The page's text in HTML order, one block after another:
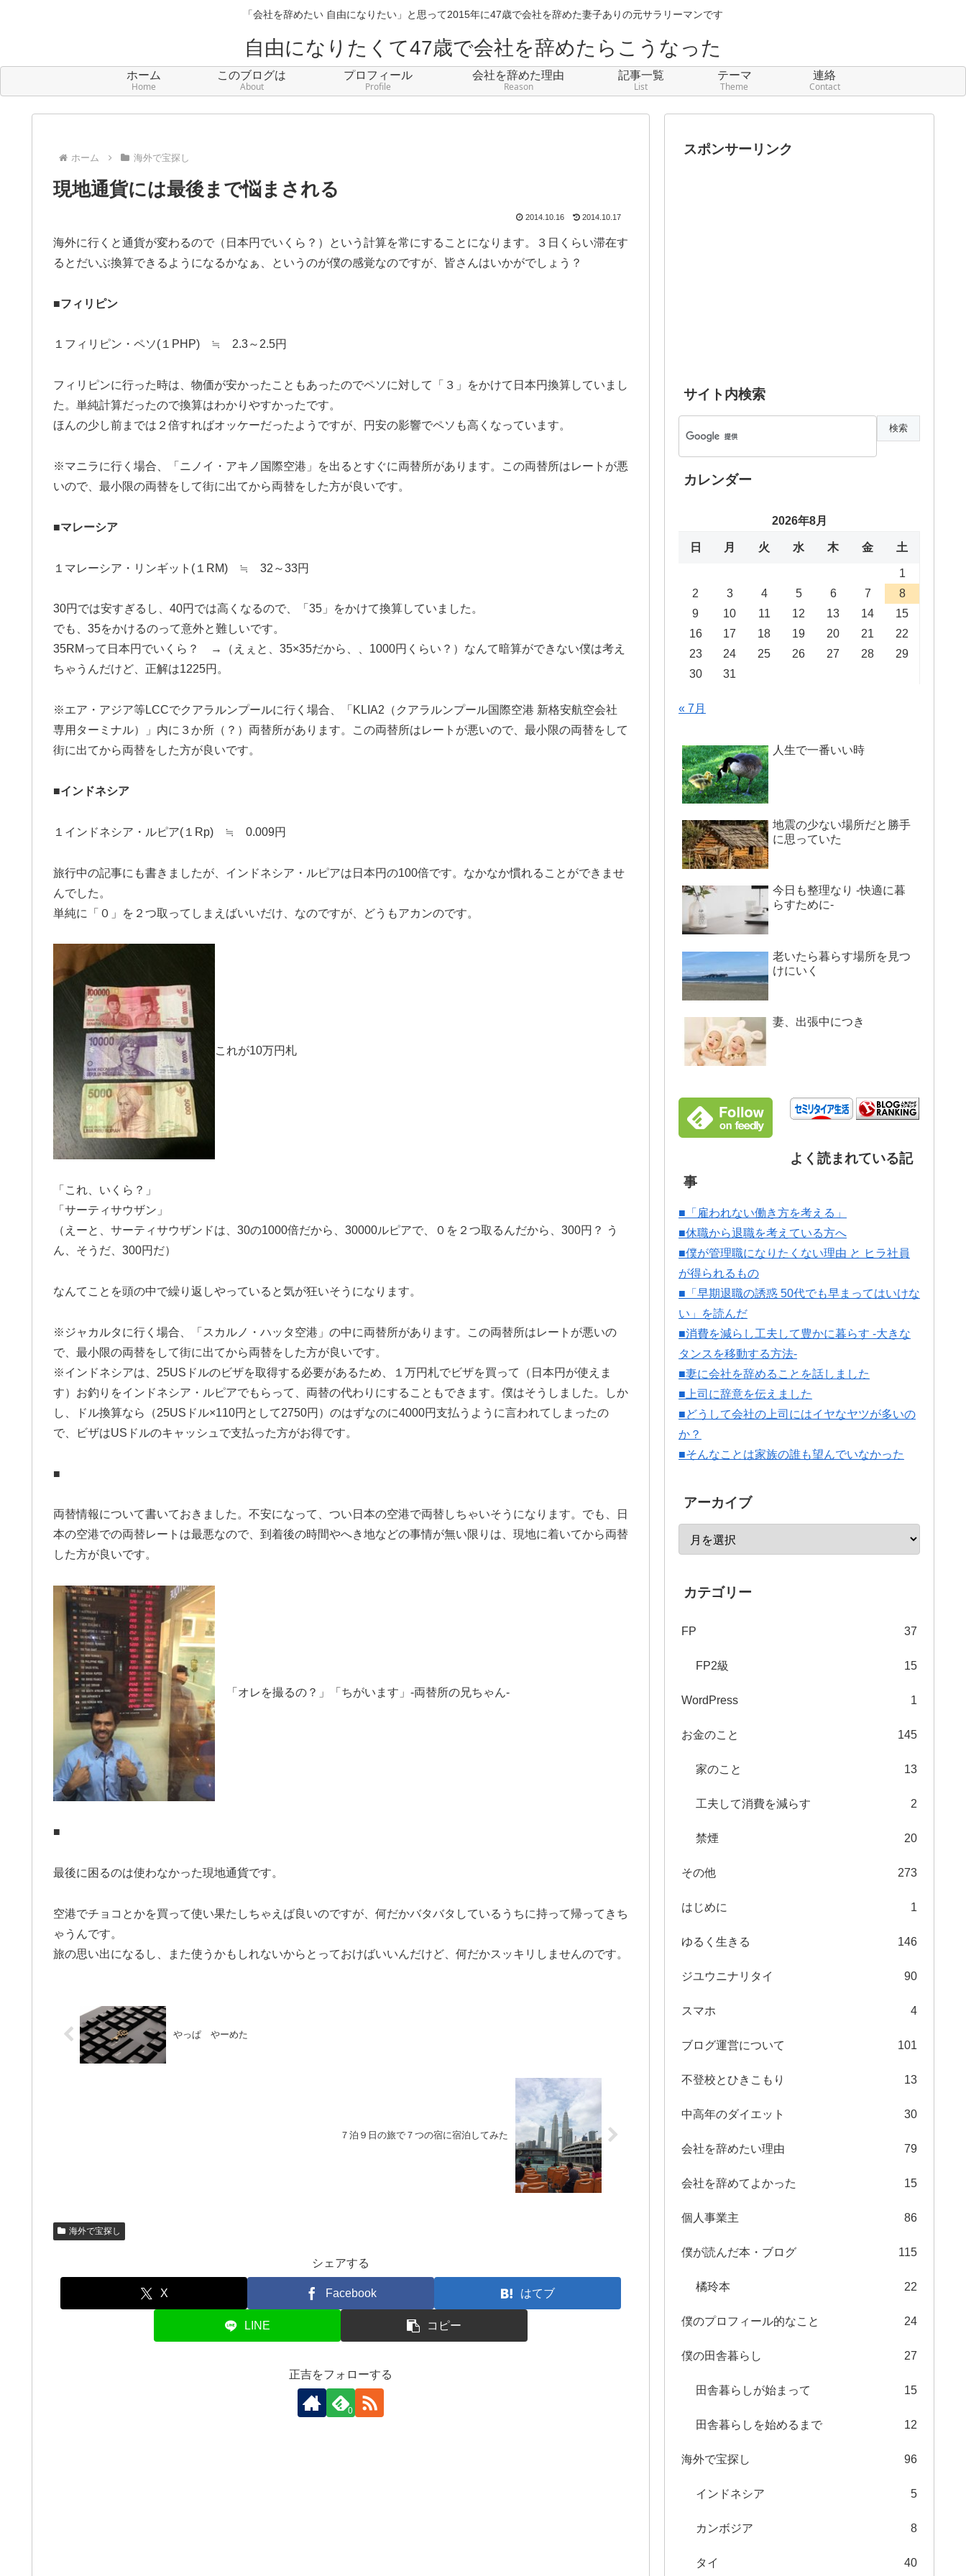
「会社を辞めたい 自由になりたい」と思って2015年に47歳で会社を辞めた妻子ありの元サラリーマンです
自由になりたくて47歳で会社を辞めたらこうなった
ホーム
Home
このブログは
About
プロフィール
Profile
会社を辞めた理由
Reason
記事一覧
List
テーマ
Theme
連絡
Contact
ホーム 海外で宝探し
現地通貨には最後まで悩まされる
2014.10.16 2014.10.17
海外に行くと通貨が変わるので（日本円でいくら？）という計算を常にすることになります。３日くらい滞在す
るとだいぶ換算できるようになるかなぁ、というのが僕の感覚なのですが、皆さんはいかがでしょう？
■フィリピン
１フィリピン・ペソ(１PHP) ≒ 2.3～2.5円
フィリピンに行った時は、物価が安かったこともあったのでペソに対して「３」をかけて日本円換算していまし
た。単純計算だったので換算はわかりやすかったです。
ほんの少し前までは２倍すればオッケーだったようですが、円安の影響でペソも高くなっています。
※マニラに行く場合、「ニノイ・アキノ国際空港」を出るとすぐに両替所があります。この両替所はレートが悪
いので、最小限の両替をして街に出てから両替をした方が良いです。
■マレーシア
１マレーシア・リンギット(１RM) ≒ 32～33円
30円では安すぎるし、40円では高くなるので、「35」をかけて換算していました。
でも、35をかけるのって意外と難しいです。
35RMって日本円でいくら？ →（えぇと、35×35だから、、1000円くらい？）なんて暗算ができない僕は考え
ちゃうんだけど、正解は1225円。
※エア・アジア等LCCでクアラルンプールに行く場合、「KLIA2（クアラルンプール国際空港 新格安航空会社
専用ターミナル）」内に３か所（？）両替所があります。この両替所はレートが悪いので、最小限の両替をして
街に出てから両替をした方が良いです。
■インドネシア
１インドネシア・ルピア(１Rp) ≒ 0.009円
旅行中の記事にも書きましたが、インドネシア・ルピアは日本円の100倍です。なかなか慣れることができませ
んでした。
単純に「０」を２つ取ってしまえばいいだけ、なのですが、どうもアカンのです。
これが10万円札
「これ、いくら？」
「サーティサウザン」
（えーと、サーティサウザンドは、30の1000倍だから、30000ルピアで、０を２つ取るんだから、300円？ う
ん、そうだ、300円だ）
なんてことを頭の中で繰り返しやっていると気が狂いそうになります。
※ジャカルタに行く場合、「スカルノ・ハッタ空港」の中に両替所があります。この両替所はレートが悪いの
で、最小限の両替をして街に出てから両替をした方が良いです。
※インドネシアは、25USドルのビザを取得する必要があるため、１万円札でビザを買って（日本円が使えま
す）お釣りをインドネシア・ルピアでもらって、両替の代わりにすることもできます。僕はそうしました。しか
し、ドル換算なら（25USドル×110円として2750円）のはずなのに4000円支払うように言われてしまったの
で、ビザはUSドルのキャッシュで支払った方がお得です。
■
両替情報について書いておきました。不安になって、つい日本の空港で両替しちゃいそうになります。でも、日
本の空港での両替レートは最悪なので、到着後の時間やへき地などの事情が無い限りは、現地に着いてから両替
した方が良いです。
「オレを撮るの？」「ちがいます」-両替所の兄ちゃん-
■
最後に困るのは使わなかった現地通貨です。
空港でチョコとかを買って使い果たしちゃえば良いのですが、何だかバタバタしているうちに持って帰ってきち
ゃうんです。
旅の思い出になるし、また使うかもしれないからとっておけばいいんだけど、何だかスッキリしませんのです。
やっぱ やーめた
７泊９日の旅で７つの宿に宿泊してみた
海外で宝探し
シェアする
X Facebook はてブ
LINE コピー
正吉をフォローする
0
スポンサーリンク
サイト内検索
カレンダー
2026年8月
日 月 火 水 木 金 土
1
2
3 4 5 6 7
8
9
10 11 12 13 14
15
16
17 18 19 20 21
22
23
24 25 26 27 28
29
30
31
« 7月
人生で一番いい時
地震の少ない場所だと勝手
に思っていた
今日も整理なり -快適に暮
らすために-
老いたら暮らす場所を見つ
けにいく
妻、出張中につき
よく読まれている記
事
■「雇われない働き方を考える」
■休職から退職を考えている方へ
■僕が管理職になりたくない理由 と ヒラ社員
が得られるもの
■「早期退職の誘惑 50代でも早まってはいけな
い」を読んだ
■消費を減らし工夫して豊かに暮らす -大きな
タンスを移動する方法-
■妻に会社を辞めることを話しました
■上司に辞意を伝えました
■どうして会社の上司にはイヤなヤツが多いの
か？
■そんなことは家族の誰も望んでいなかった
アーカイブ
カテゴリー
FP 37
FP2級 15
WordPress 1
お金のこと 145
家のこと 13
工夫して消費を減らす 2
禁煙 20
その他 273
はじめに 1
ゆるく生きる 146
ジユウニナリタイ 90
スマホ 4
ブログ運営について 101
不登校とひきこもり 13
中高年のダイエット 30
会社を辞めたい理由 79
会社を辞めてよかった 15
個人事業主 86
僕が読んだ本・ブログ 115
橘玲本 22
僕のプロフィール的なこと 24
僕の田舎暮らし 27
田舎暮らしが始まって 15
田舎暮らしを始めるまで 12
海外で宝探し 96
インドネシア 5
カンボジア 8
タイ 40